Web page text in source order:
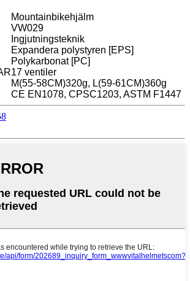
Mountainbikehjälm
VW029
Ingjutningsteknik
Expandera polystyren [EPS]
Polykarbonat [PC]
17 ventiler
M(55-58CM)320g, L(59-61CM)360g
CE EN1078, CPSC1203, ASTM F1447